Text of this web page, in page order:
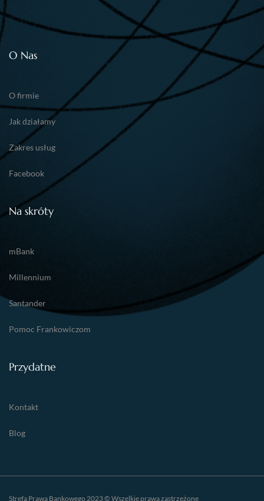
O Nas
O firmie
Jak działamy
Zakres usług
Facebook
Na skróty
mBank
Millennium
Santander
Pomoc Frankowiczom
Przydatne
Kontakt
Blog
Strefa Prawa Bankowego 2023 © Wszelkie prawa zastrzeżone